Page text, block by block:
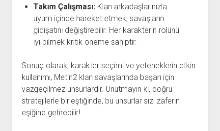
Takım Çalışması:Klan arkadaşlarınızla
uyum içinde hareket etmek, savaşların
gidişatını değiştirebilir. Her karakterin rolünü
iyi bilmek kritik öneme sahiptir.
Sonuç olarak, karakter seçimi ve yeteneklerin etkin
kullanımı, Metin2 klan savaşlarında başarı için
vazgeçilmez unsurlardır. Unutmayın ki, doğru
stratejilerle birleştiğinde, bu unsurlar sizi zaferin
eşiğine getirebilir!